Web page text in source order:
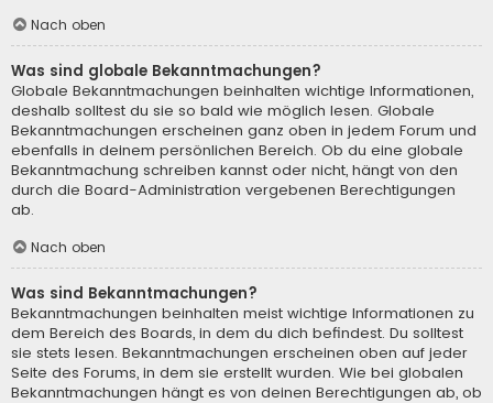
Nach oben
Was sind globale Bekanntmachungen?
Globale Bekanntmachungen beinhalten wichtige Informationen,
deshalb solltest du sie so bald wie möglich lesen. Globale
Bekanntmachungen erscheinen ganz oben in jedem Forum und
ebenfalls in deinem persönlichen Bereich. Ob du eine globale
Bekanntmachung schreiben kannst oder nicht, hängt von den
durch die Board-Administration vergebenen Berechtigungen
ab.
Nach oben
Was sind Bekanntmachungen?
Bekanntmachungen beinhalten meist wichtige Informationen zu
dem Bereich des Boards, in dem du dich befindest. Du solltest
sie stets lesen. Bekanntmachungen erscheinen oben auf jeder
Seite des Forums, in dem sie erstellt wurden. Wie bei globalen
Bekanntmachungen hängt es von deinen Berechtigungen ab, ob